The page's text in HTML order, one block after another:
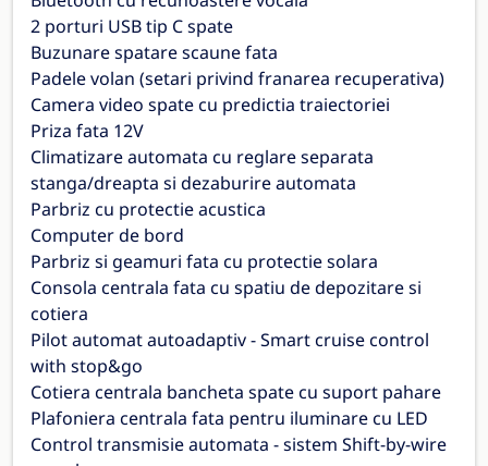
2 porturi USB tip C spate
Buzunare spatare scaune fata
Padele volan (setari privind franarea recuperativa)
Camera video spate cu predictia traiectoriei
Priza fata 12V
Climatizare automata cu reglare separata
stanga/dreapta si dezaburire automata
Parbriz cu protectie acustica
Computer de bord
Parbriz si geamuri fata cu protectie solara
Consola centrala fata cu spatiu de depozitare si
cotiera
Pilot automat autoadaptiv - Smart cruise control
with stop&go
Cotiera centrala bancheta spate cu suport pahare
Plafoniera centrala fata pentru iluminare cu LED
Control transmisie automata - sistem Shift-by-wire